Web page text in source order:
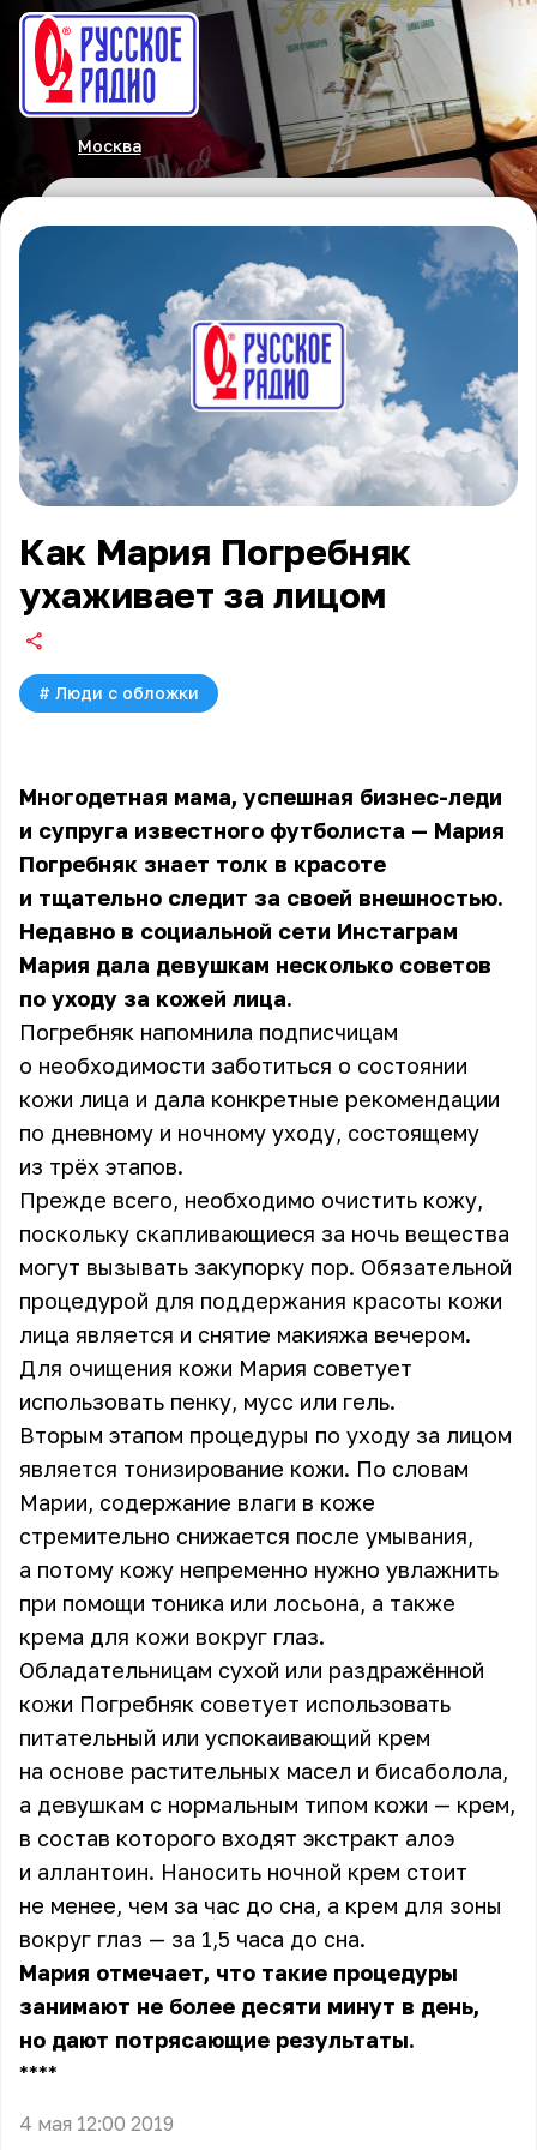
Москва
Как Мария Погребняк
ухаживает за лицом
# Люди с обложки
Многодетная мама, успешная бизнес-леди
и супруга известного футболиста — Мария
Погребняк знает толк в красоте
и тщательно следит за своей внешностью.
Недавно в социальной сети Инстаграм
Мария дала девушкам несколько советов
по уходу за кожей лица.
Погребняк напомнила подписчицам
о необходимости заботиться о состоянии
кожи лица и дала конкретные рекомендации
по дневному и ночному уходу, состоящему
из трёх этапов.
Прежде всего, необходимо очистить кожу,
поскольку скапливающиеся за ночь вещества
могут вызывать закупорку пор. Обязательной
процедурой для поддержания красоты кожи
лица является и снятие макияжа вечером.
Для очищения кожи Мария советует
использовать пенку, мусс или гель.
Вторым этапом процедуры по уходу за лицом
является тонизирование кожи. По словам
Марии, содержание влаги в коже
стремительно снижается после умывания,
а потому кожу непременно нужно увлажнить
при помощи тоника или лосьона, а также
крема для кожи вокруг глаз.
Обладательницам сухой или раздражённой
кожи Погребняк советует использовать
питательный или успокаивающий крем
на основе растительных масел и бисаболола,
а девушкам с нормальным типом кожи — крем,
в состав которого входят экстракт алоэ
и аллантоин. Наносить ночной крем стоит
не менее, чем за час до сна, а крем для зоны
вокруг глаз — за 1,5 часа до сна.
Мария отмечает, что такие процедуры
занимают не более десяти минут в день,
но дают потрясающие результаты.
** **
4 мая 12:00 2019